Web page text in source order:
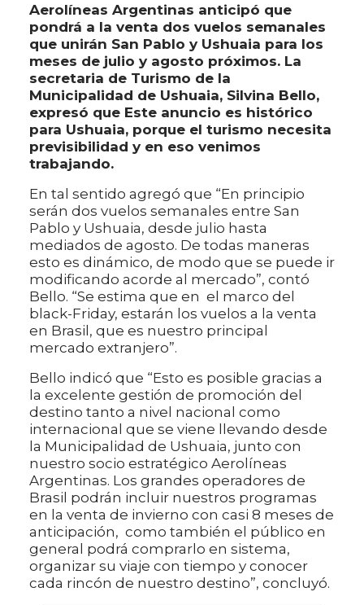
Aerolíneas Argentinas anticipó que
pondrá a la venta dos vuelos semanales
que unirán San Pablo y Ushuaia para los
meses de julio y agosto próximos. La
secretaria de Turismo de la
Municipalidad de Ushuaia, Silvina Bello,
expresó que Este anuncio es histórico
para Ushuaia, porque el turismo necesita
previsibilidad y en eso venimos
trabajando.
En tal sentido agregó que “En principio
serán dos vuelos semanales entre San
Pablo y Ushuaia, desde julio hasta
mediados de agosto. De todas maneras
esto es dinámico, de modo que se puede ir
modificando acorde al mercado”, contó
Bello. “Se estima que en el marco del
black-Friday, estarán los vuelos a la venta
en Brasil, que es nuestro principal
mercado extranjero”.
Bello indicó que “Esto es posible gracias a
la excelente gestión de promoción del
destino tanto a nivel nacional como
internacional que se viene llevando desde
la Municipalidad de Ushuaia, junto con
nuestro socio estratégico Aerolíneas
Argentinas. Los grandes operadores de
Brasil podrán incluir nuestros programas
en la venta de invierno con casi 8 meses de
anticipación, como también el público en
general podrá comprarlo en sistema,
organizar su viaje con tiempo y conocer
cada rincón de nuestro destino”, concluyó.